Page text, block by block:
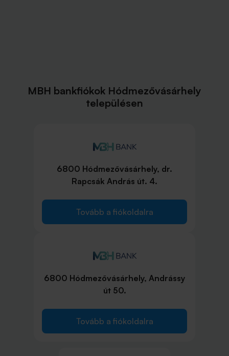
MBH bankfiókok Hódmezővásárhely
településen
6800 Hódmezővásárhely, dr.
Rapcsák András út. 4.
Tovább a fiókoldalra
6800 Hódmezővásárhely, Andrássy
út 50.
Tovább a fiókoldalra